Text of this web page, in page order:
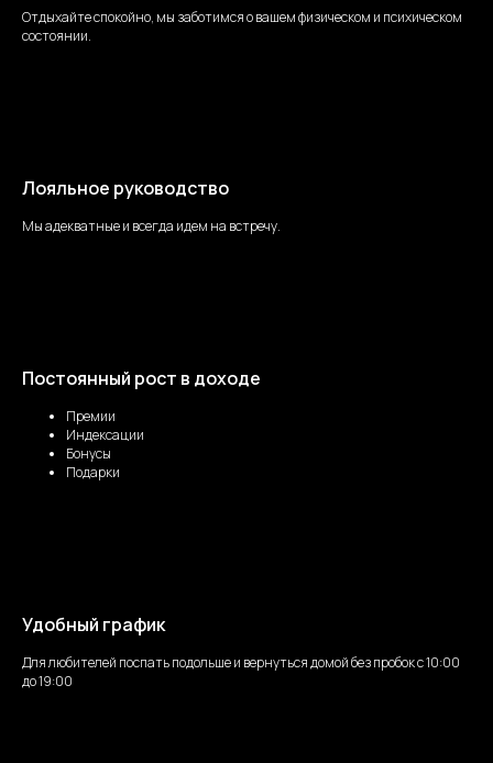
Отдыхайте спокойно, мы заботимся о вашем физическом и психическом
состоянии.
Лояльное руководство
Мы адекватные и всегда идем на встречу.
Постоянный рост в доходе
Премии
Индексации
Бонусы
Подарки
Удобный график
Для любителей поспать подольше и вернуться домой без пробок с 10:00
до 19:00